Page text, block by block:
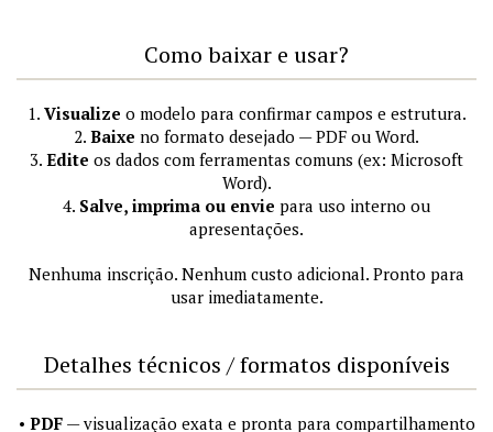
Como baixar e usar?
1. Visualize o modelo para confirmar campos e estrutura.
2. Baixe no formato desejado — PDF ou Word.
3. Edite os dados com ferramentas comuns (ex: Microsoft
Word).
4. Salve, imprima ou envie para uso interno ou
apresentações.
Nenhuma inscrição. Nenhum custo adicional. Pronto para
usar imediatamente.
Detalhes técnicos / formatos disponíveis
• PDF— visualização exata e pronta para compartilhamento